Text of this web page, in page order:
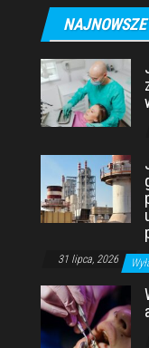
31 lipca, 2026